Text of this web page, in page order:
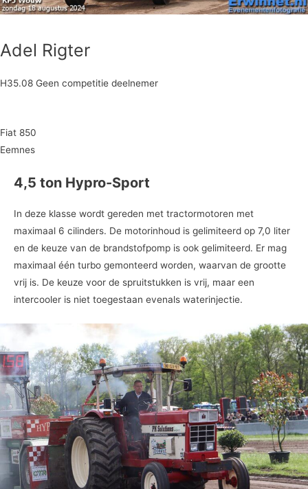
Adel Rigter
H35.08 Geen competitie deelnemer
Fiat 850
Eemnes
4,5 ton Hypro-Sport
In deze klasse wordt gereden met tractormotoren met
maximaal 6 cilinders. De motorinhoud is gelimiteerd op 7,0 liter
en de keuze van de brandstofpomp is ook gelimiteerd. Er mag
maximaal één turbo gemonteerd worden, waarvan de grootte
vrij is. De keuze voor de spruitstukken is vrij, maar een
intercooler is niet toegestaan evenals waterinjectie.